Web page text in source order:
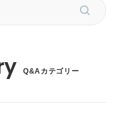
Q&Aカテゴリー